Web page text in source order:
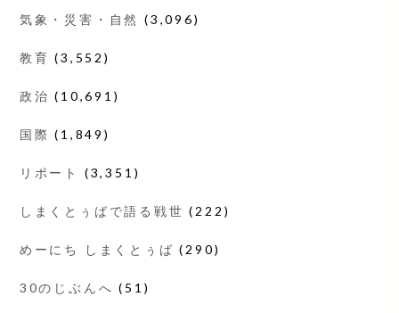
気象・災害・自然 (3,096)
教育 (3,552)
政治 (10,691)
国際 (1,849)
リポート (3,351)
しまくとぅばで語る戦世 (222)
めーにち しまくとぅば (290)
30のじぶんへ (51)